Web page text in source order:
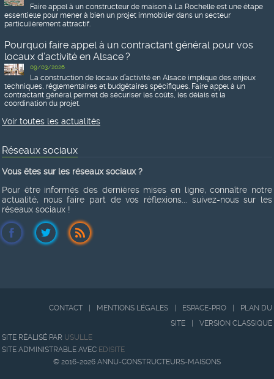
Faire appel à un constructeur de maison à La Rochelle est une étape
essentielle pour mener à bien un projet immobilier dans un secteur
particulièrement attractif.
Pourquoi faire appel à un contractant général pour vos
locaux d’activité en Alsace ?
09/03/2026
La construction de locaux d’activité en Alsace implique des enjeux
techniques, réglementaires et budgétaires spécifiques. Faire appel à un
contractant général permet de sécuriser les coûts, les délais et la
coordination du projet.
Voir toutes les actualités
Réseaux sociaux
Vous êtes sur les réseaux sociaux ?
Pour être informés des dernières mises en ligne, connaître notre
actualité, nous faire part de vos réflexions... suivez-nous sur les
réseaux sociaux !
CONTACT MENTIONS LÉGALES ESPACE-PRO
PLAN DU
SITE
VERSION CLASSIQUE
SITE RÉALISÉ PAR USULLE
SITE ADMINISTRABLE AVEC EDISITE
© 2016-2026 ANNU-CONSTRUCTEURS-MAISONS